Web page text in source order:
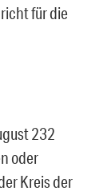
für die
232
oder
Kreis der